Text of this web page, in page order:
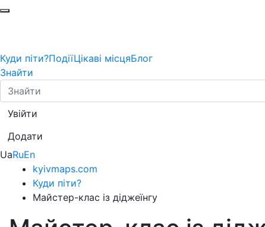
Куди піти?ПодіїЦікаві місцяБлог
Знайти
Увійти
Додати
UaRuEn
kyivmaps.com
Куди піти?
Майстер-клас із діджеїнгу